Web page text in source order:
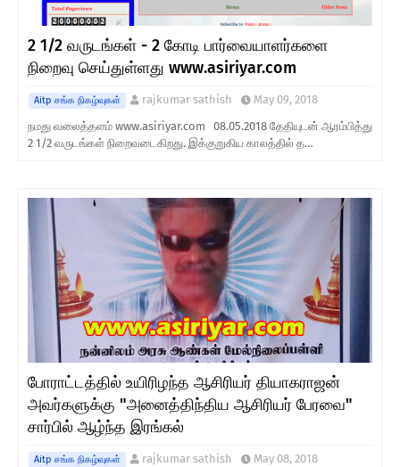
2 1/2 வருடங்கள் - 2 கோடி பார்வையாளர்களை
நிறைவு செய்துள்ளது www.asiriyar.com
Aitp சங்க நிகழ்வுகள் rajkumar sathish
May 09, 2018
நமது வலைத்தளம் www.asiriyar.com 08.05.2018 தேதியுடன் ஆரம்பித்து
2 1/2 வருடங்கள் நிறைவடைகிறது. இக்குறுகிய காலத்தில் த…
போராட்டத்தில் உயிரிழந்த ஆசிரியர் தியாகராஜன்
அவர்களுக்கு "அனைத்திந்திய ஆசிரியர் பேரவை"
சார்பில் ஆழ்ந்த இரங்கல்
Aitp சங்க நிகழ்வுகள் rajkumar sathish May 08, 2018